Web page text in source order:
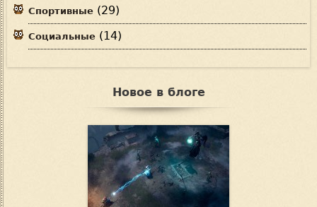
Спортивные (29)
Социальные (14)
Новое в блоге